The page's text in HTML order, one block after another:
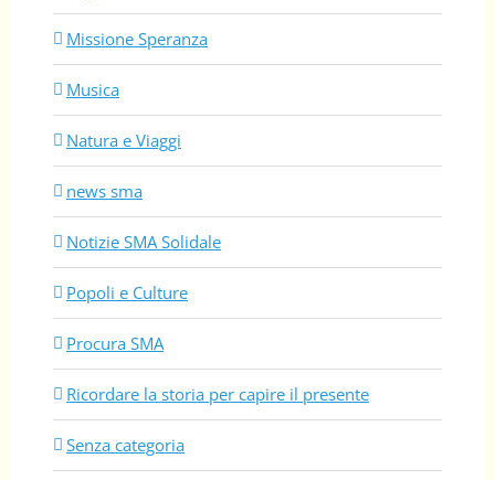
Missione Speranza
Musica
Natura e Viaggi
news sma
Notizie SMA Solidale
Popoli e Culture
Procura SMA
Ricordare la storia per capire il presente
Senza categoria